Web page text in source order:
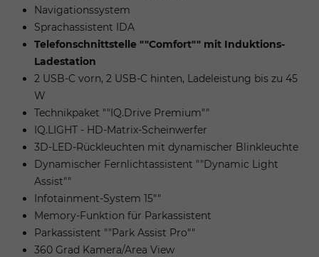
Navigationssystem
Sprachassistent IDA
Telefonschnittstelle ""Comfort"" mit Induktions-
Ladestation
2 USB-C vorn, 2 USB-C hinten, Ladeleistung bis zu 45
W
Technikpaket ""IQ.Drive Premium""
IQ.LIGHT - HD-Matrix-Scheinwerfer
3D-LED-Rückleuchten mit dynamischer Blinkleuchte
Dynamischer Fernlichtassistent ""Dynamic Light
Assist""
Infotainment-System 15""
Memory-Funktion für Parkassistent
Parkassistent ""Park Assist Pro""
360 Grad Kamera/Area View